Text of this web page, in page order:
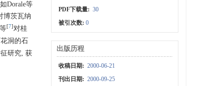
Dorale等
博茨瓦纳
[7]对桂
洞的石
研究, 获
PDF下载量: 30
被引次数:0
出版历程
收稿日期: 2000-06-21
刊出日期: 2000-09-25